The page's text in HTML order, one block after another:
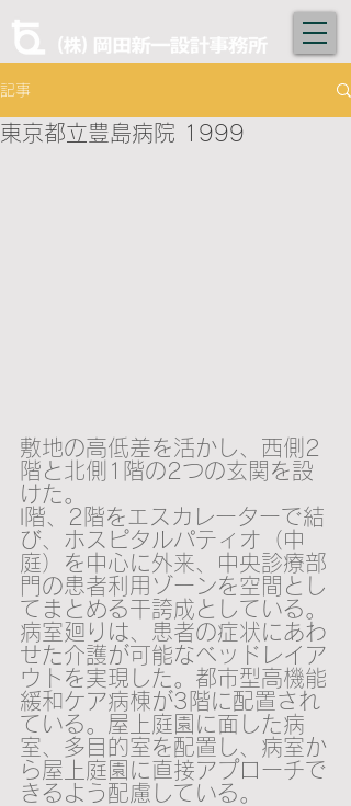
記事
東京都立豊島病院 1999
敷地の高低差を活かし、西側2
階と北側1階の2つの玄関を設
けた。
l階、2階をエスカレーターで結
び、ホスピタルパティオ（中
庭）を中心に外来、中央診療部
門の患者利用ゾーンを空間とし
てまとめる干誇成としている。
病室廻りは、患者の症状にあわ
せた介護が可能なベッドレイア
ウトを実現した。都市型高機能
緩和ケア病棟が3階に配置され
ている。屋上庭園に面した病
室、多目的室を配置し、病室か
ら屋上庭園に直接アプローチで
きるよう配慮している。